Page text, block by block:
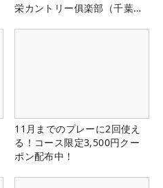
栄カントリー俱楽部（千葉
11月までのプレーに2回使え
る！コース限定3,500円クー
ポン配布中！